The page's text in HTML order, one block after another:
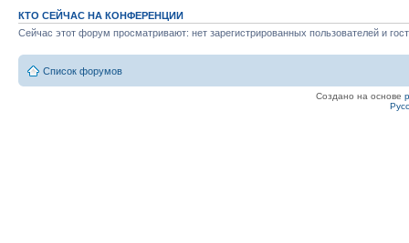
КТО СЕЙЧАС НА КОНФЕРЕНЦИИ
Сейчас этот форум просматривают: нет зарегистрированных пользователей и
Список форумов
Создано на основе